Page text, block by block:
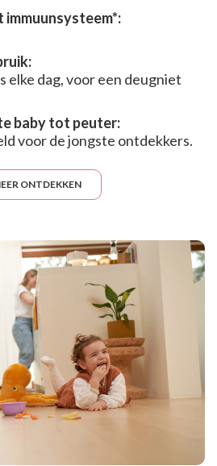
elke dag, voor een deugniet
baby tot peuter:
voor de jongste ontdekkers.
ONTDEKKEN